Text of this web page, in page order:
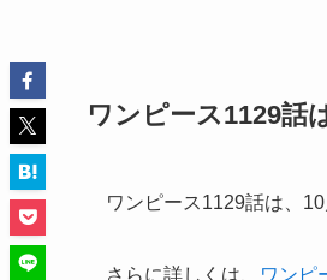
ワンピース1129話
ワンピース1129話は、
さらに詳しくは、 ワンピ